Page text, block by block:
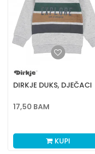
DIRKJE DUKS, DJEČACI
17,50 BAM
KUPI